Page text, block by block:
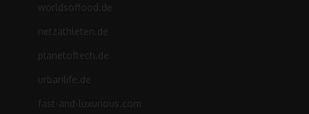
worldsoffood.de
netzathleten.de
planetoftech.de
urbanlife.de
fast-and-luxurious.com